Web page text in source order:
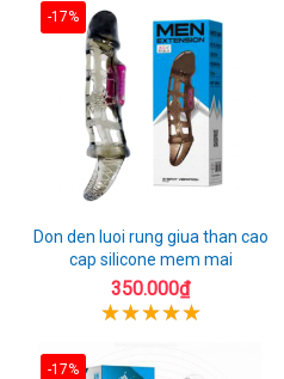
-17%
Don den luoi rung giua than cao
cap silicone mem mai
350.000₫
-17%